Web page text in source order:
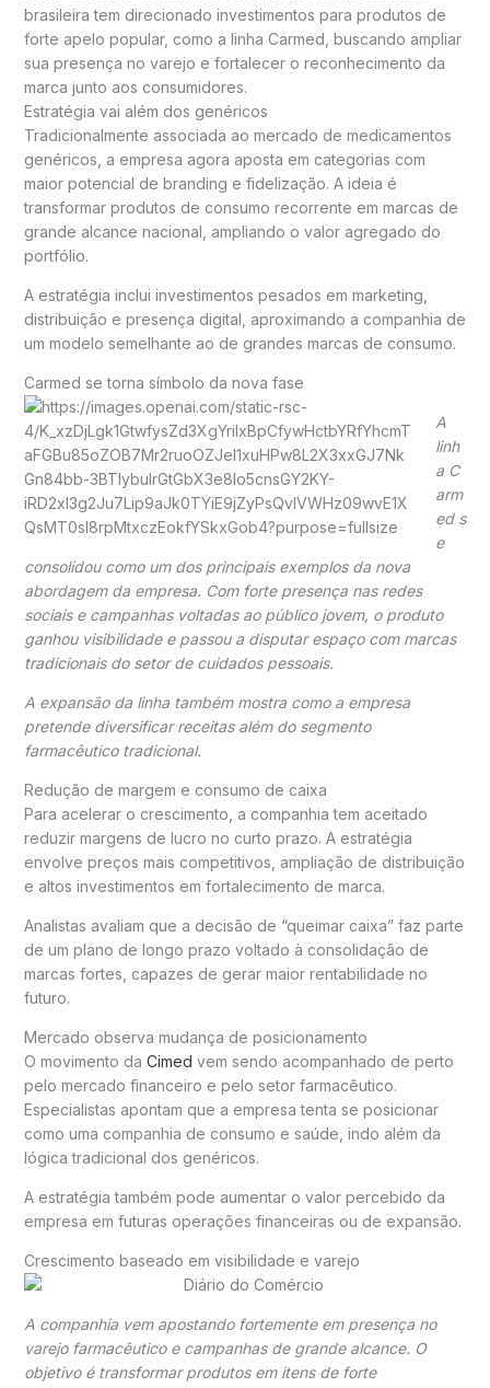
brasileira tem direcionado investimentos para produtos de
forte apelo popular, como a linha Carmed , buscando ampliar
sua presença no varejo e fortalecer o reconhecimento da
marca junto aos consumidores.
Estratégia vai além dos genéricos
Tradicionalmente associada ao mercado de medicamentos
genéricos, a empresa agora aposta em categorias com
maior potencial de branding e fidelização. A ideia é
transformar produtos de consumo recorrente em marcas de
grande alcance nacional, ampliando o valor agregado do
portfólio.
A estratégia inclui investimentos pesados em marketing,
distribuição e presença digital, aproximando a companhia de
um modelo semelhante ao de grandes marcas de consumo.
Carmed se torna símbolo da nova fase
A
linh
a C
arm
eds
e
consolidou como um dos principais exemplos da nova
abordagem da empresa. Com forte presença nas redes
sociais e campanhas voltadas ao público jovem, o produto
ganhou visibilidade e passou a disputar espaço com marcas
tradicionais do setor de cuidados pessoais.
A expansão da linha também mostra como a empresa
pretende diversificar receitas além do segmento
farmacêutico tradicional.
Redução de margem e consumo de caixa
Para acelerar o crescimento, a companhia tem aceitado
reduzir margens de lucro no curto prazo. A estratégia
envolve preços mais competitivos, ampliação de distribuição
e altos investimentos em fortalecimento de marca.
Analistas avaliam que a decisão de “queimar caixa” faz parte
de um plano de longo prazo voltado à consolidação de
marcas fortes, capazes de gerar maior rentabilidade no
futuro.
Mercado observa mudança de posicionamento
O movimento da Cimed vem sendo acompanhado de perto
pelo mercado financeiro e pelo setor farmacêutico.
Especialistas apontam que a empresa tenta se posicionar
como uma companhia de consumo e saúde, indo além da
lógica tradicional dos genéricos.
A estratégia também pode aumentar o valor percebido da
empresa em futuras operações financeiras ou de expansão.
Crescimento baseado em visibilidade e varejo
A companhia vem apostando fortemente em presença no
varejo farmacêutico e campanhas de grande alcance. O
objetivo é transformar produtos em itens de forte